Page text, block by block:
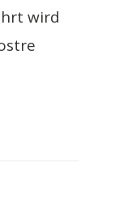
wird